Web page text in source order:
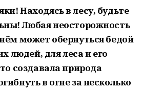
Находясь в лесу, будьте
Любая неосторожность
может обернуться бедой
людей, для леса и его
создавала природа
в огне за несколько